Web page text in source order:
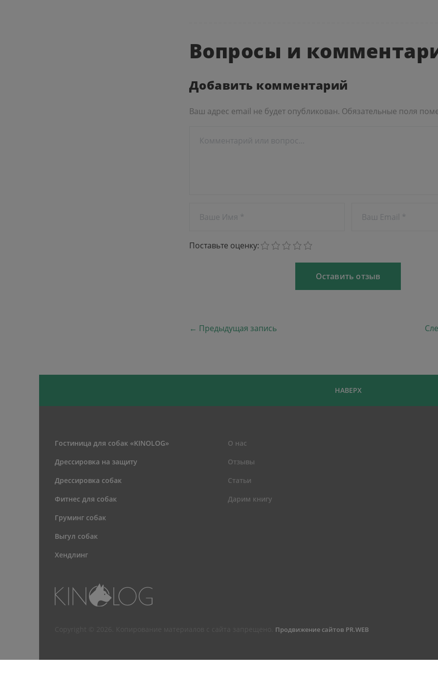
Вопросы и
Добавить комментарий
Ваш адрес email не будет опубликован. Обязательные поля
Поставьте оценку: 5
4
3
2
1
← Предыдущая запись
НАВЕРХ
Гостиница для собак «KINOLOG»
Дрессировка на защиту
Дрессировка собак
Фитнес для собак
Груминг собак
Выгул собак
Хендлинг
О нас
Отзывы
Статьи
Дарим книгу
Продвижение сайтов PR.WEB